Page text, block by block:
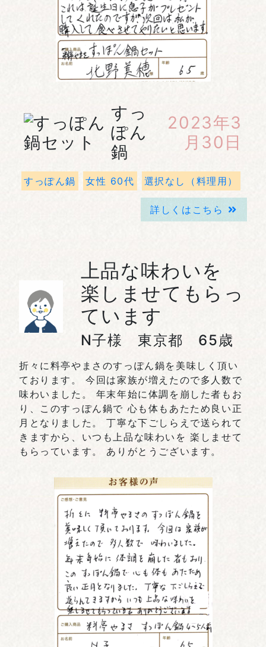
すっ
ぽん
鍋
2023年3
月30日
すっぽん鍋 女性 60代 選択なし（料理用）
詳しくはこちら
上品な味わいを
楽しませてもらっ
ています
N子様 東京都 65歳
折々に料亭やまさのすっぽん鍋を美味しく頂い
ております。 今回は家族が増えたので多人数で
味わいました。 年末年始に体調を崩した者もお
り、このすっぽん鍋で 心も体もあたため良い正
月となりました。 丁寧な下ごしらえで送られて
きますから、いつも上品な味わいを 楽しませて
もらっています。 ありがとうございます。